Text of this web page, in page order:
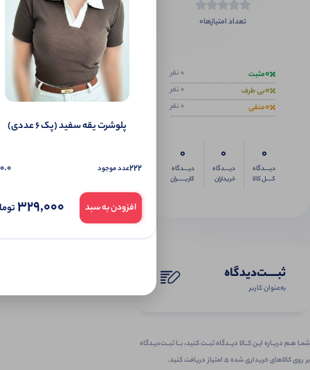
تعداد امتیازها0
0مثبت 0 نفر
0بی طرف 0 نفر
0منفی 0 نفر
0
دیــــدگاه
کــــل کالا
0
دیــــدگاه
خریداران
0
دیــــدگاه
کاربـــــران
ثبـــــت‌دیدگاه
به‌عنوان کاربر
شمـا هـم دربـاره ایـن کــالا دیــدگاه ثبــت کنید، بــا ثبــت‌دیـدگاه
بر روی کالاهای خریداری شده ۵ امتیاز دریافت کنید.
اگر این
پلوشرت یقه سفید (پک 6 عددی)
222عدد موجود 0.0
افزودن به سبد 329,000